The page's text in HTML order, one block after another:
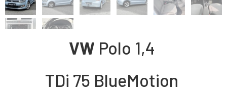
VW Polo 1,4
TDi 75 BlueMotion